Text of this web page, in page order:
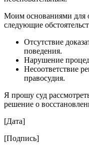
Моим основаниями для
следующие
Отсутствие
поведения.
Нарушение
Несоответствие
правосудия.
Я прошу суд
решение о
[Дата]
[Подпись]